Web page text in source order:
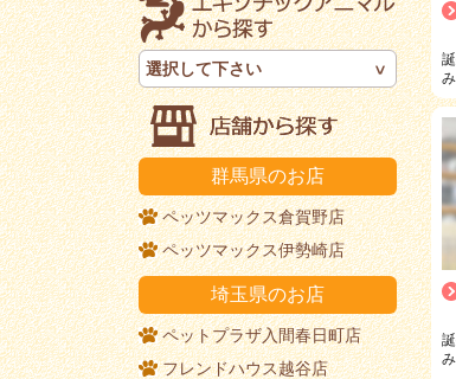
選択して下さい
群馬県のお店
ペッツマックス倉賀野店
ペッツマックス伊勢崎店
埼玉県のお店
ペットプラザ入間春日町店
フレンドハウス越谷店